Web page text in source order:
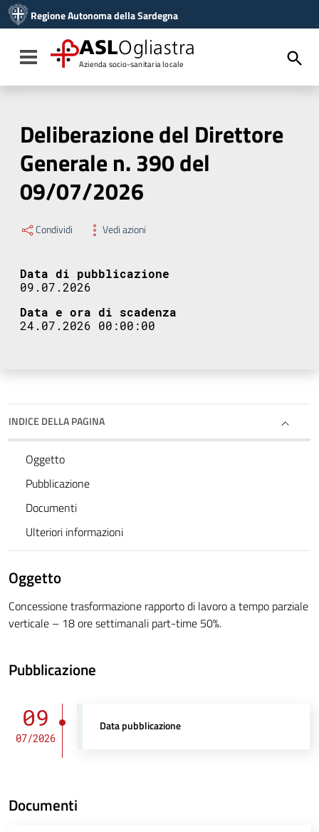
Vai al menu di navigazione
Vai al footer
Regione Autonoma della Sardegna
Toggle navigation
ASLOgliastra
Azienda socio-sanitaria locale
Deliberazione del Direttore
Generale n. 390 del
09/07/2026
Condividi Vedi azioni
Data di pubblicazione
09.07.2026
Data e ora di scadenza
24.07.2026 00:00:00
INDICE DELLA PAGINA
Oggetto
Pubblicazione
Documenti
Ulteriori informazioni
Oggetto
Concessione trasformazione rapporto di lavoro a tempo parziale
verticale – 18 ore settimanali part-time 50%.
Pubblicazione
09
07/2026
Data pubblicazione
Documenti